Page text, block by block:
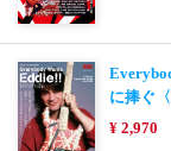
に捧ぐ
¥ 2,970